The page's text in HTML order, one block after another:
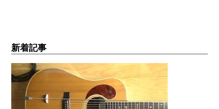
新着記事